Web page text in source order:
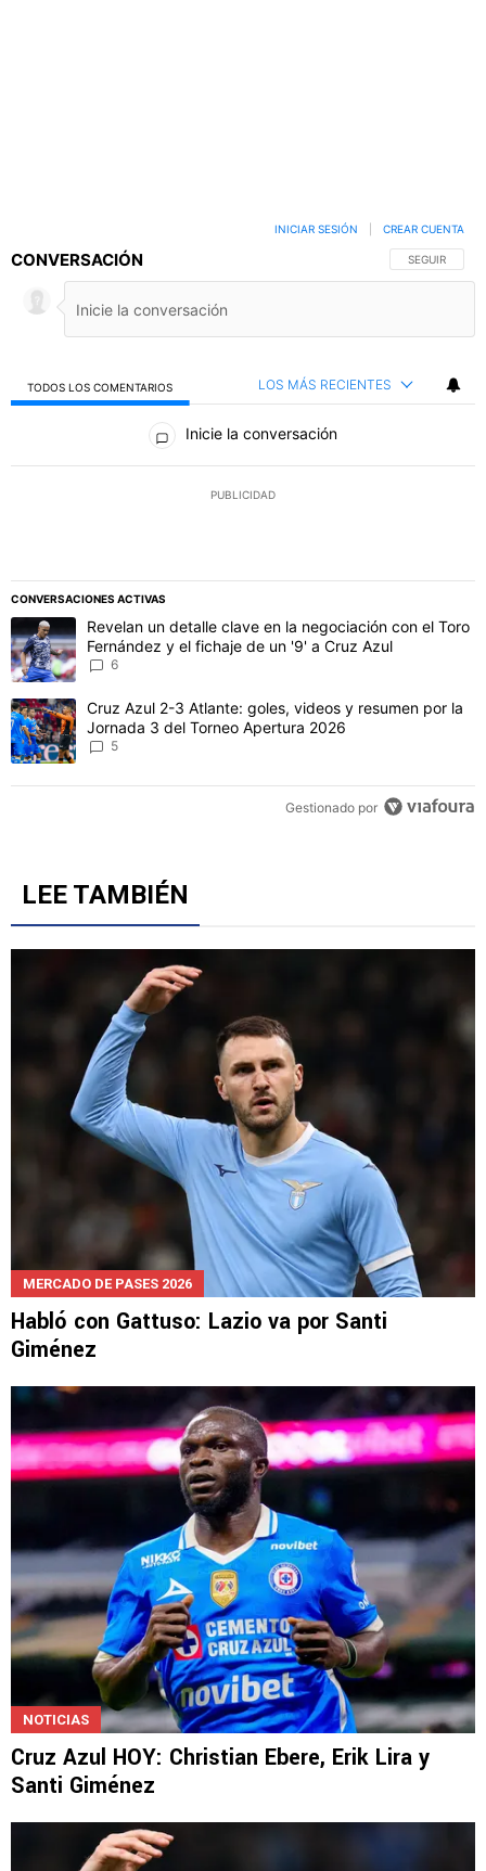
CONVERSACIÓN SIGA ESTA
SEGUIR
INICIAR SESIÓN CREAR CUENTA
TODOS LOS COMENTARIOS LOS MÁS RECIENTES
Todos los comentarios
Inicie la conversación
PUBLICIDAD
CONVERSACIONES ACTIVAS
Este listado muestra los artículos con más comentarios en los
Un artículo de tendencia con el título "Revelan un detalle clave
Revelan un detalle clave en la negociación con el Toro
Fernández y el fichaje de un '9' a Cruz Azul
6
Un artículo de tendencia con el título "Cruz Azul 2-3 Atlante:
Cruz Azul 2-3 Atlante: goles, videos y resumen por la
Jornada 3 del Torneo Apertura 2026
5
Gestionado por
LEE TAMBIÉN
MERCADO DE PASES 2026
Habló con Gattuso: Lazio va por Santi
Giménez
NOTICIAS
Cruz Azul HOY: Christian Ebere, Erik Lira y
Santi Giménez